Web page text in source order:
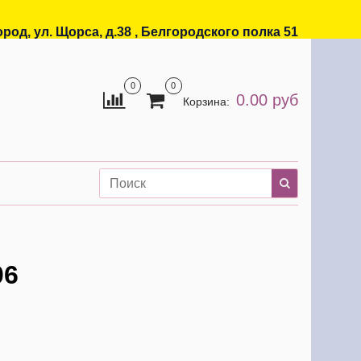
ул. Щорса, д.38 , Белгородского полка 51
0 0
Корзина: 0.00 руб